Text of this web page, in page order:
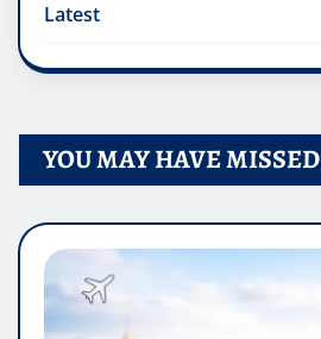
Latest
YOU MAY HAVE MISSED